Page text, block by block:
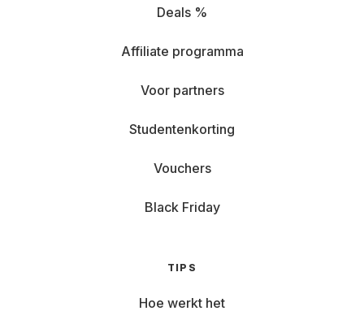
Deals %
Affiliate programma
Voor partners
Studentenkorting
Vouchers
Black Friday
TIPS
Hoe werkt het